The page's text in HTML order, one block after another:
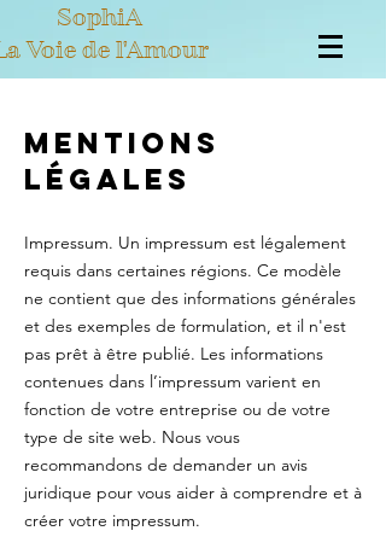
SophiA
Voie de l'Amour
Mentions
légales
Impressum. Un impressum est légalement
requis dans certaines régions. Ce modèle
ne contient que des informations générales
et des exemples de formulation, et il n'est
pas prêt à être publié. Les informations
contenues dans l’impressum varient en
fonction de votre entreprise ou de votre
type de site web. Nous vous
recommandons de demander un avis
juridique pour vous aider à comprendre et à
créer votre impressum.